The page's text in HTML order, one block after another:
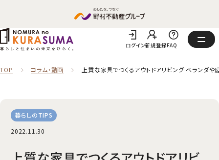
ログイン新規登録FAQ
TOP コラム‧動画 上質な家具でつくるアウトドアリビング ベランダや
暮らしのTIPS
2022.11.30